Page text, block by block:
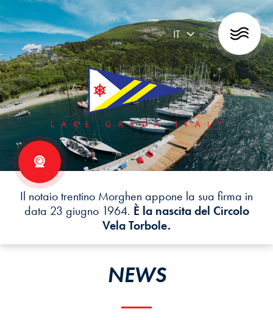
IT
Il notaio trentino Morghen appone la sua firma in
data 23 giugno 1964. È la nascita del Circolo
Vela Torbole.
NEWS